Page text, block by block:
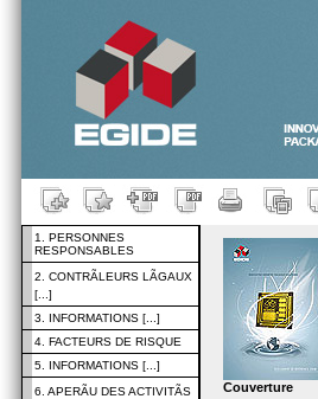
1. PERSONNES
RESPONSABLES
2. CONTRÃLEURS LÃGAUX
[...]
3. INFORMATIONS [...]
4. FACTEURS DE RISQUE
5. INFORMATIONS [...]
6. APERÃU DES ACTIVITÃS
Couverture